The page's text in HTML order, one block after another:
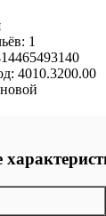
1
4010.3200.00